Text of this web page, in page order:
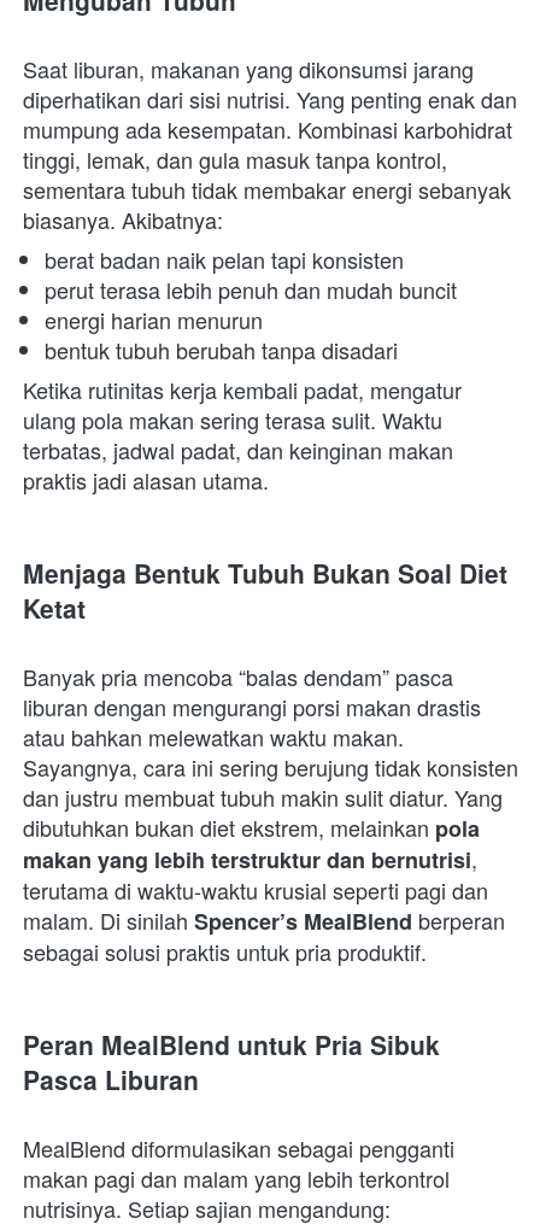
Saat liburan, makanan yang dikonsumsi jarang
diperhatikan dari sisi nutrisi. Yang penting enak dan
mumpung ada kesempatan. Kombinasi karbohidrat
tinggi, lemak, dan gula masuk tanpa kontrol,
sementara tubuh tidak membakar energi sebanyak
biasanya. Akibatnya:
berat badan naik pelan tapi konsisten
perut terasa lebih penuh dan mudah buncit
energi harian menurun
bentuk tubuh berubah tanpa disadari
Ketika rutinitas kerja kembali padat, mengatur
ulang pola makan sering terasa sulit. Waktu
terbatas, jadwal padat, dan keinginan makan
praktis jadi alasan utama.
Menjaga Bentuk Tubuh Bukan Soal Diet
Ketat
Banyak pria mencoba “balas dendam” pasca
liburan dengan mengurangi porsi makan drastis
atau bahkan melewatkan waktu makan.
Sayangnya, cara ini sering berujung tidak konsisten
dan justru membuat tubuh makin sulit diatur. Yang
dibutuhkan bukan diet ekstrem, melainkan pola
makan yang lebih terstruktur dan bernutrisi,
terutama di waktu-waktu krusial seperti pagi dan
malam. Di sinilah Spencer’s MealBlend berperan
sebagai solusi praktis untuk pria produktif.
Peran MealBlend untuk Pria Sibuk
Pasca Liburan
MealBlend diformulasikan sebagai pengganti
makan pagi dan malam yang lebih terkontrol
nutrisinya. Setiap sajian mengandung: